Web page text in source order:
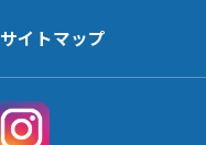
サイトマップ